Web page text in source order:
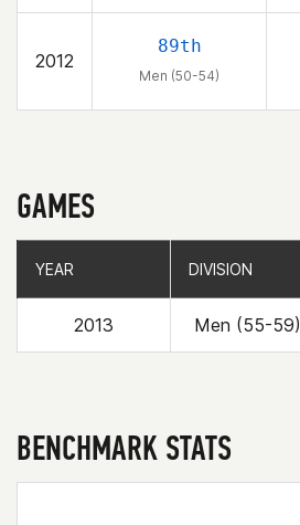
2012
89th
Men (50-54)
GAMES
YEAR DIVISION
2013 Men (55-59)
YEAR DIVISION
BENCHMARK STATS